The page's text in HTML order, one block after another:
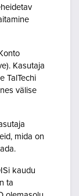
Kasutaja
TalTechi
välise
mida on
kaudu
ta